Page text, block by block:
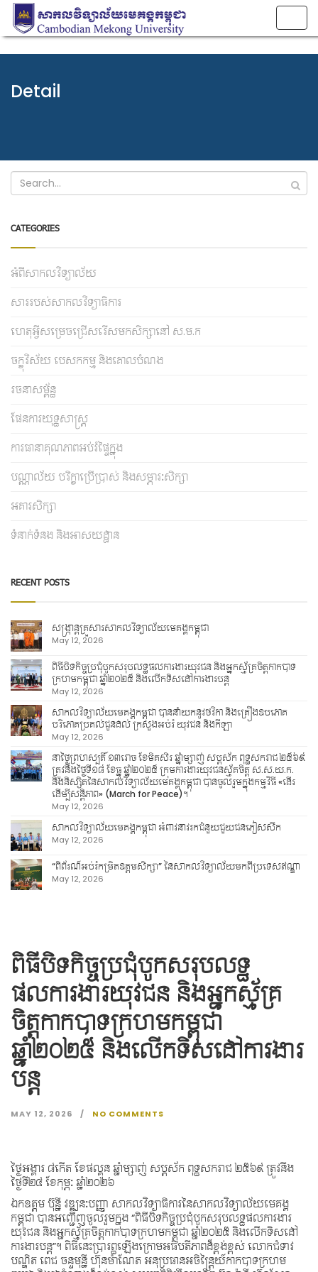
Detail
CATEGORIES
អំពីសាកលវិទ្យាល័យ
សាររបស់សាកលវិទ្យាធិការ
ហេតុអ្វីសម្រេចជ្រើសរើសមកសិក្សានៅ ស.ម.ក
ចក្ខុវិស័យ បេសកកម្ម និងគោលបំណង
រចនាសម្ព័ន្ធ
ផែនការយុទ្ធសាស្រ្ត
ការធានាគុណភាពអប់រំផ្ទៃក្នុង
បណ្ណាល័យ បរិក្ខាប្រើប្រាស់ និងសម្ភារៈសិក្សា
អគារសិក្សា
ទំនាក់ទំនង និងអាសយដ្ឋាន
RECENT POSTS
សង្ក្រាន្តគ្រួសារសាកលវិទ្យាល័យមេគង្គកម្ពុជា
May 12, 2026
ពិធីបិទកិច្ចប្រជុំបូកសរុបលទ្ធផលការងារយុវជន និងអ្នកស្ម័គ្រចិត្តកាកបាទ
ក្រហមកម្ពុជា ឆ្នាំ២០២៥ និងលើកទិសដៅការងារបន្ត
May 12, 2026
សាកលវិទ្យាល័យមេគង្គកម្ពុជា បាននាំយកនូវថវិកា និងគ្រឿងឧបភោគ
បរិភោគប្រគល់ជូនដល់ ក្រសួងអប់រំ យុវជន និងកីឡា
May 12, 2026
នាថ្ងៃព្រហស្បតិ៍ ១៣រោច ខែមិគសិរ ឆ្នាំម្សាញ់ សប្តស័ក ពុទ្ធសករាជ ២៥៦៩
ត្រូវនឹងថ្ងៃទី១៨ ខែធ្នូ ឆ្នាំ២០២៥ ក្រុមការងារយុវជនស្ម័គចិត្ត ស.ស.យ.ក.
និងនិស្សិតនៃសាកលវិទ្យាល័យមេគង្គកម្ពុជា បានចូលរួមក្នុងកម្មវិធី «ដើរ
ដើម្បីសន្តិភាព» (March for Peace)។
May 12, 2026
សាកលវិទ្យាល័យមេគង្គកម្ពុជា អំពាវនាវរកជំនួយជួយជនភៀសសឹក
May 12, 2026
“ពិព័រណ៍អប់រំកម្រិតឧត្តមសិក្សា” នៃសាកលវិទ្យាល័យមកពីប្រទេសឥណ្ឌា
May 12, 2026
ពិធីបិទកិច្ចប្រជុំបូកសរុបលទ្ធ
ផលការងារយុវជន និងអ្នកស្ម័គ្រ
ចិត្តកាកបាទក្រហមកម្ពុជា
ឆ្នាំ២០២៥ និងលើកទិសដៅការងារ
បន្ត
MAY 12, 2026 NO COMMENTS
ថ្ងៃអង្គារ ៨កើត ខែផល្គុន ឆ្នាំម្សាញ់ សប្តស័ក ពុទ្ធសករាជ ២៥៦៩ ត្រូវនឹង
ថ្ងៃទី២៤ ខែកុម្ភៈ ឆ្នាំ២០២៦
ឯកឧត្តម ប៊ុន្នី វឌ្ឍនៈបញ្ញា សាកលវិទ្យាធិការនៃសាកលវិទ្យាល័យមេគង្គ
កម្ពុជា បានអញ្ជើញចូលរួមក្នុង “ពិធីបិទកិច្ចប្រជុំបូកសរុបលទ្ធផលការងារ
យុវជន និងអ្នកស្ម័គ្រចិត្តកាកបាទក្រហមកម្ពុជា ឆ្នាំ២០២៥ និងលើកទិសដៅ
ការងារបន្ត”។ ពិធីនេះប្រារព្ធឡើងក្រោមអធិបតីភាពដ៏ខ្ពង់ខ្ពស់ លោកជំទាវ
បណ្ឌិត ពេជ ចន្ទមុន្នី ហ៊ុនម៉ាណែត អនុប្រធានអចិន្ត្រៃយ៍កាកបាទក្រហម